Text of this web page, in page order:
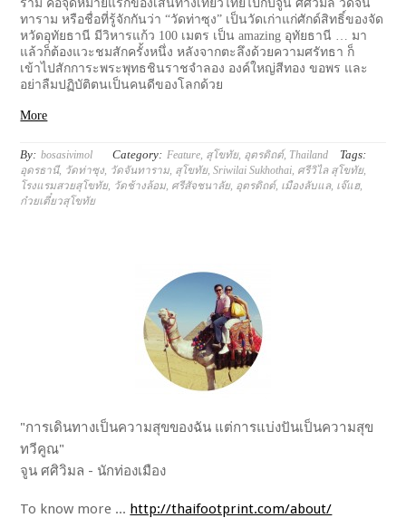
ราม คือจุดหมายแรกของเส้นทางเที่ยวไทยไปกับจูน ศศิวิมล วัดจัน
ทาราม หรือชื่อที่รู้จักกันว่า “วัดท่าซุง” เป็นวัดเก่าแก่ศักด์สิทธิ์ของจัด
หวัดอุทัยธานี มีวิหารแก้ว 100 เมตร เป็น amazing อุทัยธานี … มา
แล้วก็ต้องแวะชมสักครั้งหนึ่ง หลังจากตะลึงด้วยความศรัทธา ก็
เข้าไปสักการะพระพุทธชินราชจำลอง องค์ใหญ่สีทอง ขอพร และ
อย่าลืมปฏิบัติตนเป็นคนดีของโลกด้วย
More
By: bosasivimol Category: Feature, สุโขทัย, อุตรดิถต์, Thailand Tags:
อุดรธานี, วัดท่าซุง, วัดจันทาราม, สุโขทัย,Sriwilai Sukhothai, ศรีวิไล สุโขทัย,
โรงแรมสวยสุโขทัย, วัดช้างล้อม, ศรีสัจชนาลัย, อุตรดิถต์, เมืองลับแล, เจ๊แฮ,
ก๋วยเตี๋ยวสุโขทัย
"การเดินทางเป็นความสุขของฉัน แต่การแบ่งปันเป็นความสุข
ทวีคูณ"
จูน ศศิวิมล - นักท่องเมือง
To know more ... http://thaifootprint.com/about/